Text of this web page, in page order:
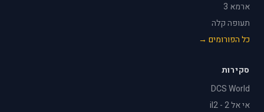
ארמא 3
תעופה קלה
כל הפורומים →
סקירות
DCS World
אי אל 2 - il2